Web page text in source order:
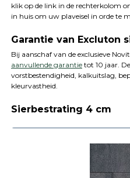
klik op de link in de rechterkolom
in huis om uw plaveisel in orde te
Garantie van Excluton
Bij aanschaf van de exclusieve
aanvullende garantietot 10 jaar.
vorstbestendigheid, kalkuitslag,
kleurvastheid.
Sierbestrating 4 cm